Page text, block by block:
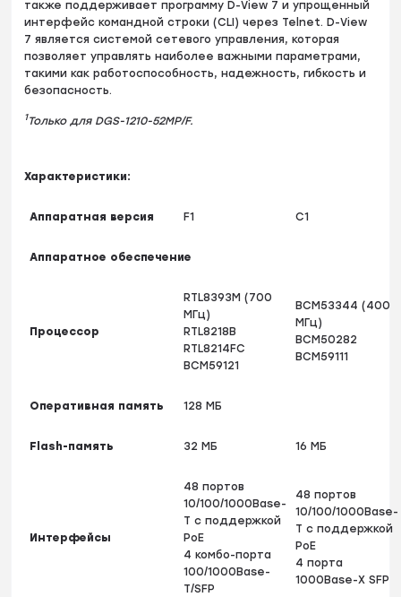
также поддерживает программу D-View 7 и упрощенный
интерфейс командной строки (CLI) через Telnet. D-View
7 является системой сетевого управления, которая
позволяет управлять наиболее важными параметрами,
такими как работоспособность, надежность, гибкость и
безопасность.
1Только для DGS-1210-52MP/F.
Характеристики:
Аппаратная версия F1 C1
Аппаратное обеспечение
Процессор
RTL8393M (700
МГц)
RTL8218B
RTL8214FC
BCM59121
BCM53344 (400
МГц)
BCM50282
BCM59111
Оперативная память 128 МБ
Flash-память 32 МБ 16 МБ
Интерфейсы
48 портов
10/100/1000Base-
T с поддержкой
PoE
4 комбо-порта
100/1000Base-
T/SFP
48 портов
10/100/1000Base-
T с поддержкой
PoE
4 порта
1000Base-X SFP